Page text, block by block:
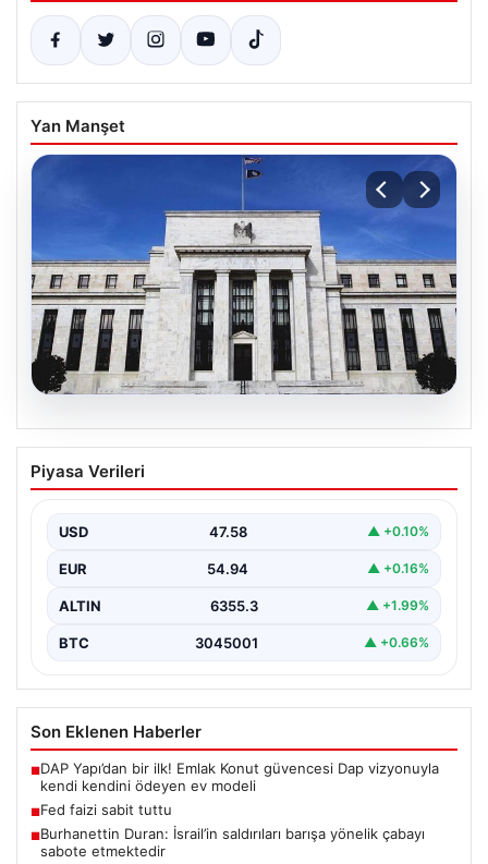
Yan Manşet
Fed faizi sabit tuttu
Piyasa Verileri
USD 47.58 ▲ +0.10%
EUR 54.94 ▲ +0.16%
ALTIN 6355.3 ▲ +1.99%
BTC 3045001 ▲ +0.66%
Son Eklenen Haberler
■DAP Yapı’dan bir ilk! Emlak Konut güvencesi Dap vizyonuyla
kendi kendini ödeyen ev modeli
■Fed faizi sabit tuttu
■Burhanettin Duran: İsrail’in saldırıları barışa yönelik çabayı
sabote etmektedir